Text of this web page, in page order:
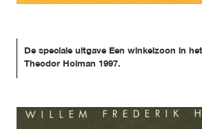
De speciale uitgave Een winkelzoon in
Theodor Holman 1997.